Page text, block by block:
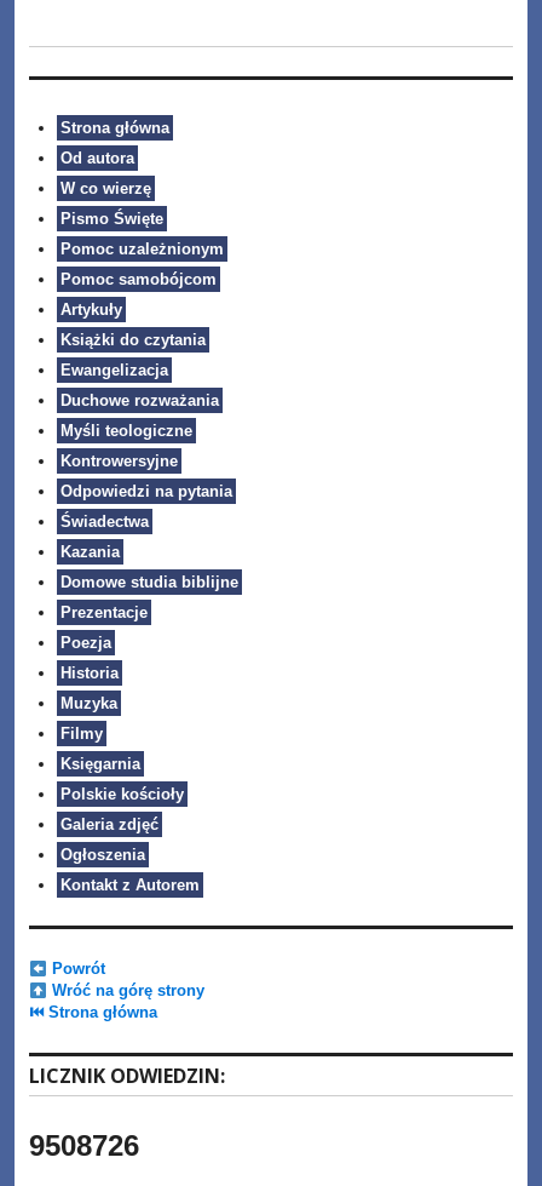
Strona główna
Od autora
W co wierzę
Pismo Święte
Pomoc uzależnionym
Pomoc samobójcom
Artykuły
Książki do czytania
Ewangelizacja
Duchowe rozważania
Myśli teologiczne
Kontrowersyjne
Odpowiedzi na pytania
Świadectwa
Kazania
Domowe studia biblijne
Prezentacje
Poezja
Historia
Muzyka
Filmy
Księgarnia
Polskie kościoły
Galeria zdjęć
Ogłoszenia
Kontakt z Autorem
Powrót
Wróć na górę strony
⏮ Strona główna
LICZNIK ODWIEDZIN:
9508726